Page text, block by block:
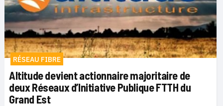
RÉSEAU FIBRE
Altitude devient actionnaire majoritaire de
deux Réseaux d’Initiative Publique FTTH du
Grand Est